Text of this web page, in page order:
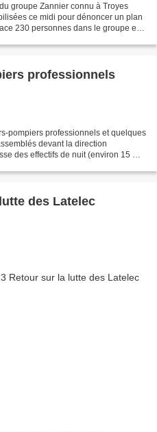
groupe Zannier connu à Troyes
ce midi pour dénoncer un plan
230 personnes dans le groupe en
professionnels
pompiers professionnels et quelques
devant la direction
des effectifs de nuit (environ 15 %)
des Latelec